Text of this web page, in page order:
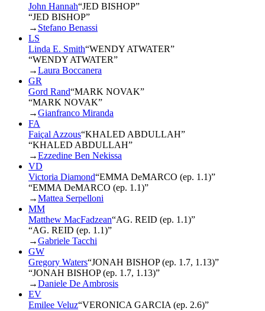
John Hannah“JED BISHOP”
“JED BISHOP”
→ Stefano Benassi
LS
Linda E. Smith“WENDY ATWATER”
“WENDY ATWATER”
→Laura Boccanera
GR
Gord Rand“MARK NOVAK”
“MARK NOVAK”
→Gianfranco Miranda
FA
Faiçal Azzous“KHALED ABDULLAH”
“KHALED ABDULLAH”
→Ezzedine Ben Nekissa
VD
Victoria Diamond“EMMA DeMARCO (ep. 1.1)”
“EMMA DeMARCO (ep. 1.1)”
→Mattea Serpelloni
MM
Matthew MacFadzean“AG. REID (ep. 1.1)”
“AG. REID (ep. 1.1)”
→Gabriele Tacchi
GW
Gregory Waters“JONAH BISHOP (ep. 1.7, 1.13)”
“JONAH BISHOP (ep. 1.7, 1.13)”
→Daniele De Ambrosis
EV
Emilee Veluz“VERONICA GARCIA (ep. 2.6)”